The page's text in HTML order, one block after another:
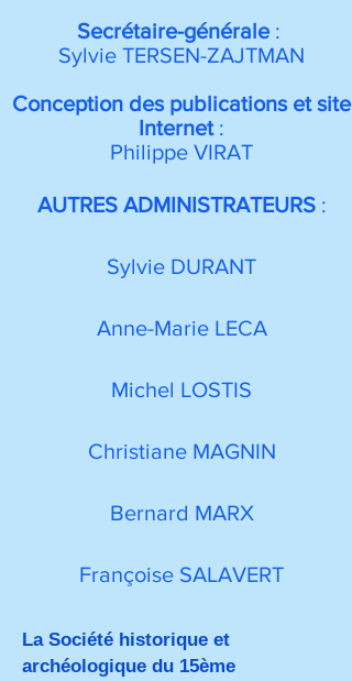
Secrétaire-générale : ​
Sylvie TERSEN-ZAJTMAN
Conception des publications et site
Internet:
Philippe VIRAT
AUTRES ADMINISTRATEURS:
Sylvie DURANT
Anne-Marie LECA
Michel LOSTIS
Christiane MAGNIN
Bernard MARX
Françoise SALAVERT
La Société historique et
archéologique du 15ème